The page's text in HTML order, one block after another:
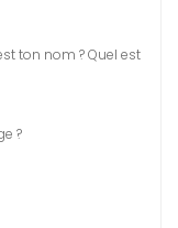
ton nom ? Quel est
?